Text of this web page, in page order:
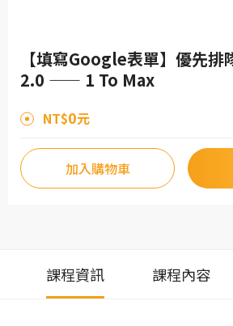
【填寫Google表單】優先排
2.0 —— 1 To Max
NT$0元
加入購物車
課程資訊 課程內容